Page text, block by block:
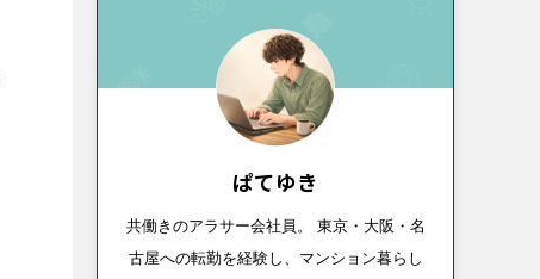
ぱてゆき
共働きのアラサー会社員。 東京・大阪・名
古屋への転勤を経験し、マンション暮らし